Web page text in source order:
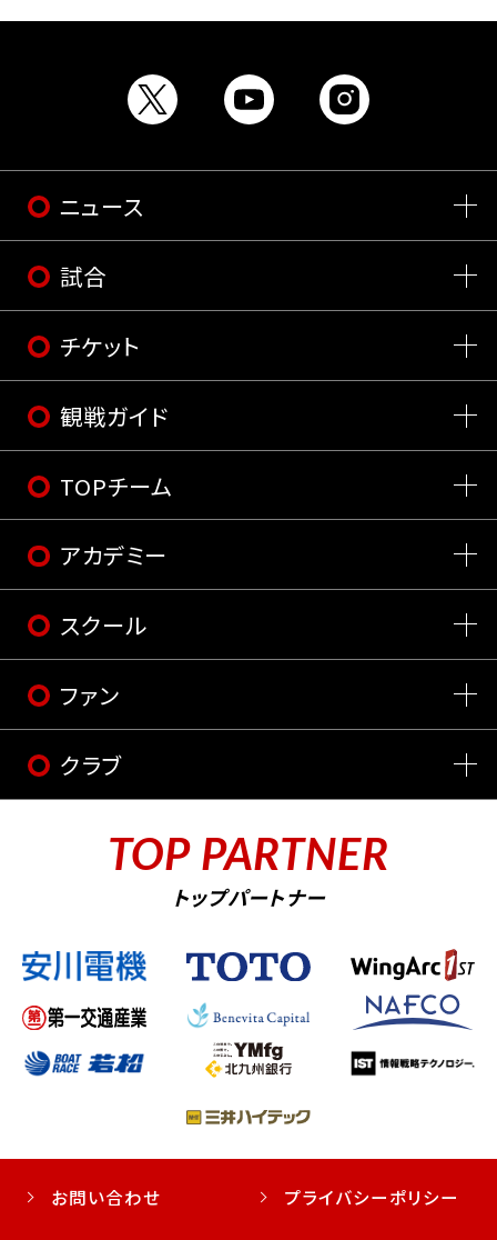
ニュース
試合
チケット
観戦ガイド
TOPチーム
アカデミー
スクール
ファン
クラブ
TOP PARTNER
トップパートナー
お問い合わせ プライバシーポリシー